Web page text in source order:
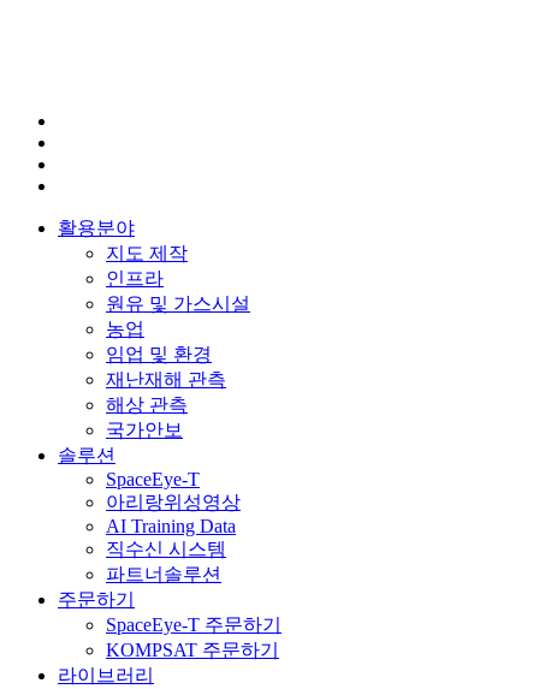
활용분야
지도 제작
인프라
원유 및 가스시설
농업
임업 및 환경
재난재해 관측
해상 관측
국가안보
솔루션
SpaceEye-T
아리랑위성영상
AI Training Data
직수신 시스템
파트너솔루션
주문하기
SpaceEye-T 주문하기
KOMPSAT 주문하기
라이브러리